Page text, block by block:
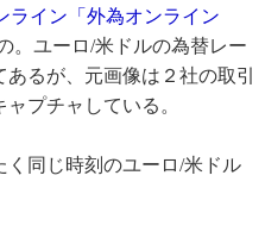
ライン「外為オンライン
。ユーロ/米ドルの為替レー
るが、元画像は２社の取引
プチャしている。
同じ時刻のユーロ/米ドル